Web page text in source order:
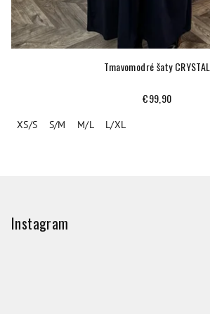
Tmavomodré šaty CRYSTAL
€99,90
XS/S S/M M/L L/XL
Instagram